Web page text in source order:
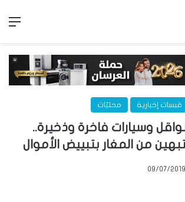
قبسات إخبارية محليّات
وسيارات فاخرة وذخيرة..
09/07/2019